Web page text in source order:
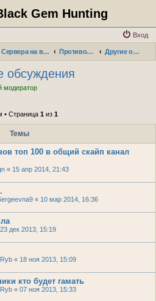
Gem Hunting
Вход
Сервера на выживание "Война фракций" Противостояние: Мир Ордана Другие обсуждения
обсуждения
модератор
• Страница 1из 1
Темы
топ 100 в общий скайп канал
« 15 апр 2014, 21:43
« 10 мар 2014, 16:36
23 дек 2013, 15:19
« 18 ноя 2013, 15:09
кто будет гамать
« 07 ноя 2013, 15:33